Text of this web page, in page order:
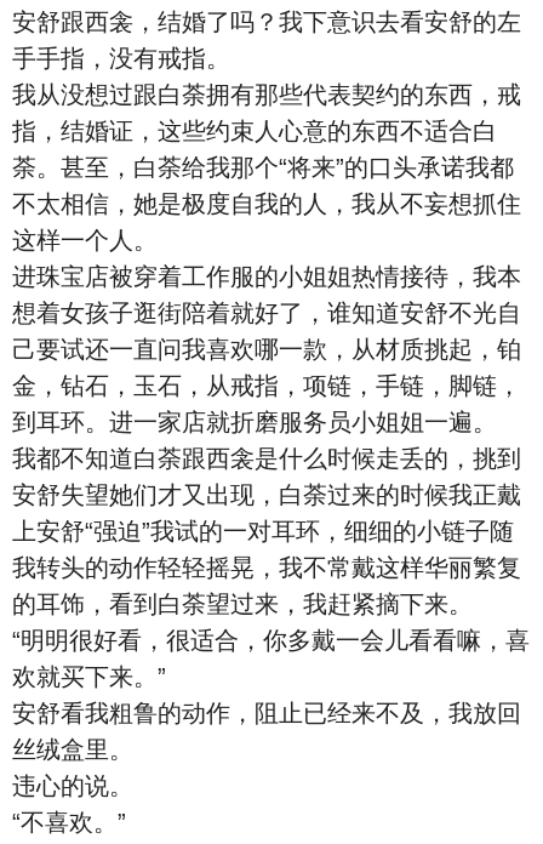
安舒跟西衾，结婚了吗？我下意识去看安舒的左
手手指，没有戒指。
我从没想过跟白荼拥有那些代表契约的东西，戒
指，结婚证，这些约束人心意的东西不适合白
荼。甚至，白荼给我那个“将来”的口头承诺我都
不太相信，她是极度自我的人，我从不妄想抓住
这样一个人。
进珠宝店被穿着工作服的小姐姐热情接待，我本
想着女孩子逛街陪着就好了，谁知道安舒不光自
己要试还一直问我喜欢哪一款，从材质挑起，铂
金，钻石，玉石，从戒指，项链，手链，脚链，
到耳环。进一家店就折磨服务员小姐姐一遍。
我都不知道白荼跟西衾是什么时候走丢的，挑到
安舒失望她们才又出现，白荼过来的时候我正戴
上安舒“强迫”我试的一对耳环，细细的小链子随
我转头的动作轻轻摇晃，我不常戴这样华丽繁复
的耳饰，看到白荼望过来，我赶紧摘下来。
“明明很好看，很适合，你多戴一会儿看看嘛，喜
欢就买下来。”
安舒看我粗鲁的动作，阻止已经来不及，我放回
丝绒盒里。
违心的说。
“不喜欢。”